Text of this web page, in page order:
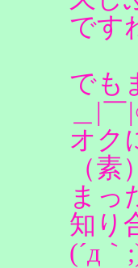
です
でも
＿|￣
オク
（素）
まっ
知り
(´д｀